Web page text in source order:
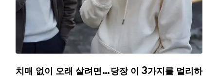
치매 없이 오래 살려면…당장 이 3가지를 멀리하